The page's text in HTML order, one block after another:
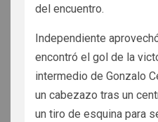
del encuentro.
Independiente
encontró el gol de la
intermedio de Gonzalo
un cabezazo tras un
un tiro de esquina para